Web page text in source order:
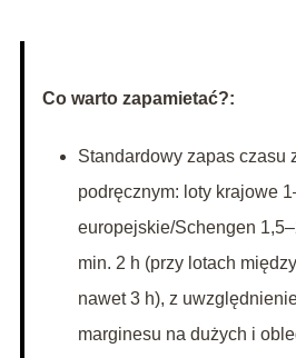
Co warto zapamietać?:
Standardowy zapas czasu
podręcznym: loty krajowe
europejskie/Schengen
min. 2 h (przy lotach
nawet 3 h), z
marginesu na dużych i